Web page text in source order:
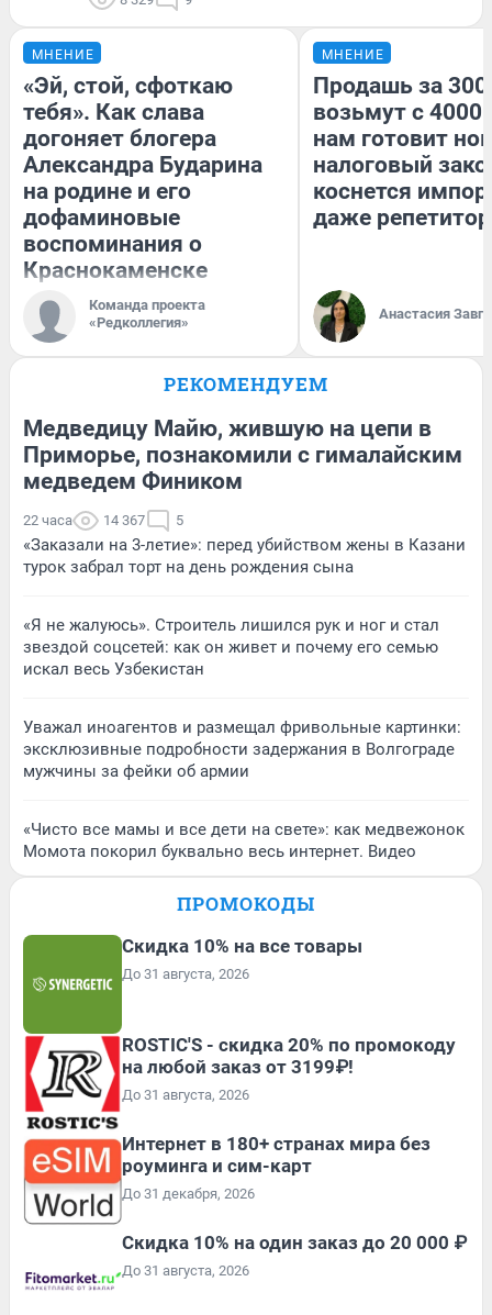
МНЕНИЕ
«Эй, стой, сфоткаю
тебя». Как слава
догоняет блогера
Александра Бударина
на родине и его
дофаминовые
воспоминания о
Краснокаменске
Команда проекта
«Редколлегия»
МНЕНИЕ
Продашь за
возьмут с
нам готовит
налоговый
коснется
даже
Анастасия
РЕКОМЕНДУЕМ
Медведицу Майю, жившую на цепи в
Приморье, познакомили с гималайским
медведем Фиником
22 часа 14 367 5
«Заказали на 3-летие»: перед убийством жены в Казани
турок забрал торт на день рождения сына
«Я не жалуюсь». Строитель лишился рук и ног и стал
звездой соцсетей: как он живет и почему его семью
искал весь Узбекистан
Уважал иноагентов и размещал фривольные картинки:
эксклюзивные подробности задержания в Волгограде
мужчины за фейки об армии
«Чисто все мамы и все дети на свете»: как медвежонок
Момота покорил буквально весь интернет. Видео
ПРОМОКОДЫ
Скидка 10% на все товары
До 31 августа, 2026
ROSTIC'S - скидка 20% по промокоду
на любой заказ от 3199₽!
До 31 августа, 2026
Интернет в 180+ странах мира без
роуминга и сим-карт
До 31 декабря, 2026
Скидка 10% на один заказ до 20 000 ₽
До 31 августа, 2026